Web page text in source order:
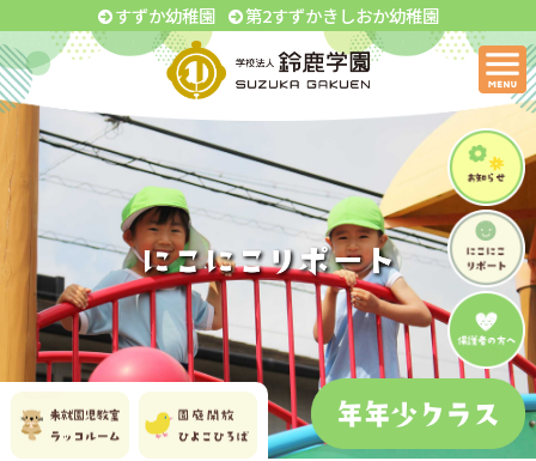
すずか幼稚園 第2すずかきしおか幼稚園